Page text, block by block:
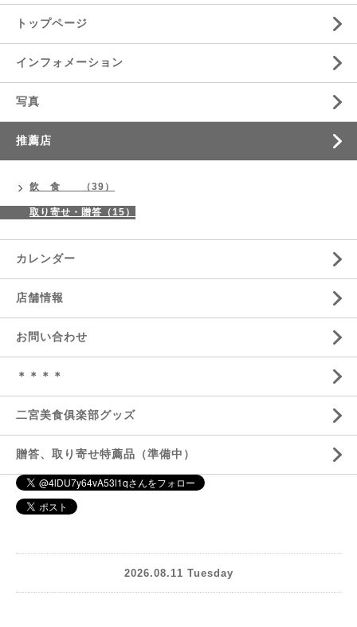
トップページ
インフォメーション
写真
推薦店
飲 食 （39）
取り寄せ・贈答（15）
カレンダー
店舗情報
お問い合わせ
＊＊＊＊
二宮美食俱楽部グッズ
贈答、取り寄せ特薦品（準備中）
2026.08.11 Tuesday